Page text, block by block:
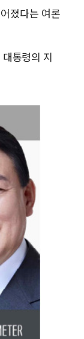
워시엔 톤 낮춰
졌다는 여론
통령의 지